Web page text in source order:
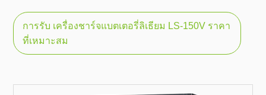
การรับ เครื่องชาร์จแบตเตอรี่ลิเธียม LS-150V ราคา
ที่เหมาะสม